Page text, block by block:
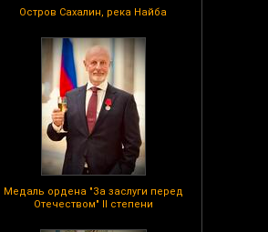
Остров Сахалин, река Найба
Медаль ордена "За заслуги перед
Отечеством" II степени